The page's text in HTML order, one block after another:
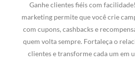
Ganhe clientes fiéis com
marketing permite que você crie
com cupons, cashbacks e
quem volta sempre. Fortaleça o
clientes e transforme cada um em